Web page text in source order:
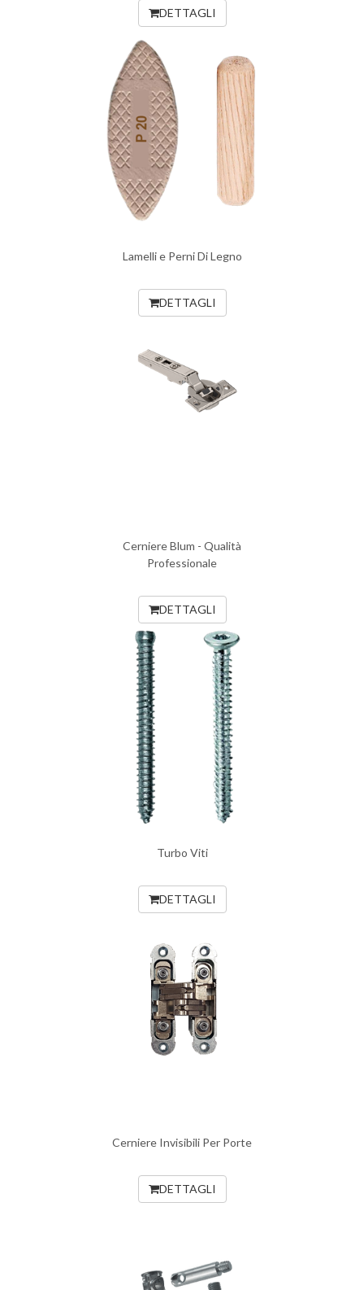
DETTAGLI
Lamelli e Perni Di Legno
DETTAGLI
Cerniere Blum - Qualità
Professionale
DETTAGLI
Turbo Viti
DETTAGLI
Cerniere Invisibili Per Porte
DETTAGLI